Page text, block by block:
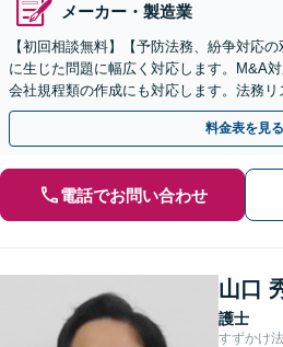
メーカー・製造業
【初回相談無料】【予防法務、紛争対応
に生じた問題に幅広く対応します。M&A
会社規程類の作成にも対応します。法務
できる環境を整えます。お気軽にご相談く
料金表を見る
電話でお問い合わせ
山口
護士
すずかけ